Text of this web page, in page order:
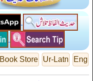
Eng
Ur-Latn
Book Store